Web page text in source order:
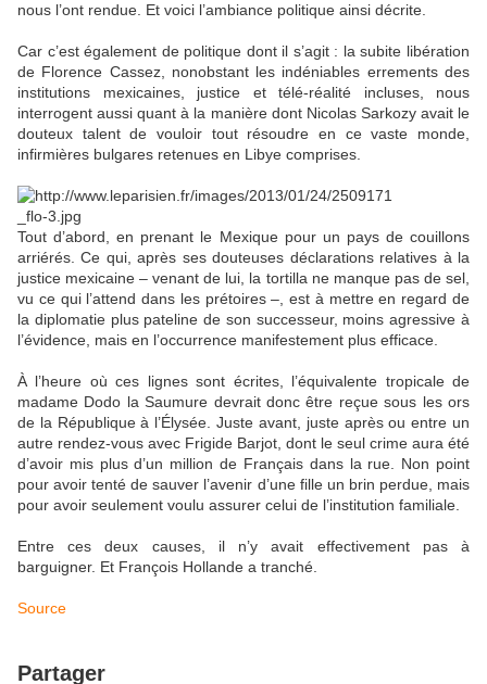
nous l’ont rendue. Et voici l’ambiance politique ainsi décrite.
Car c’est également de politique dont il s’agit : la subite libération
de Florence Cassez, nonobstant les indéniables errements des
institutions mexicaines, justice et télé-réalité incluses, nous
interrogent aussi quant à la manière dont Nicolas Sarkozy avait le
douteux talent de vouloir tout résoudre en ce vaste monde,
infirmières bulgares retenues en Libye comprises.
Tout d’abord, en prenant le Mexique pour un pays de couillons
arriérés. Ce qui, après ses douteuses déclarations relatives à la
justice mexicaine – venant de lui, la tortilla ne manque pas de sel,
vu ce qui l’attend dans les prétoires –, est à mettre en regard de
la diplomatie plus pateline de son successeur, moins agressive à
l’évidence, mais en l’occurrence manifestement plus efficace.
À l’heure où ces lignes sont écrites, l’équivalente tropicale de
madame Dodo la Saumure devrait donc être reçue sous les ors
de la République à l’Élysée. Juste avant, juste après ou entre un
autre rendez-vous avec Frigide Barjot, dont le seul crime aura été
d’avoir mis plus d’un million de Français dans la rue. Non point
pour avoir tenté de sauver l’avenir d’une fille un brin perdue, mais
pour avoir seulement voulu assurer celui de l’institution familiale.
Entre ces deux causes, il n’y avait effectivement pas à
barguigner. Et François Hollande a tranché.
Source
Partager